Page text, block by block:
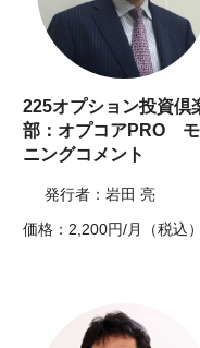
225オプション投資倶
部：オプコアPRO
ニングコメント
発行者：岩田 亮
価格：2,200円/月（税込）